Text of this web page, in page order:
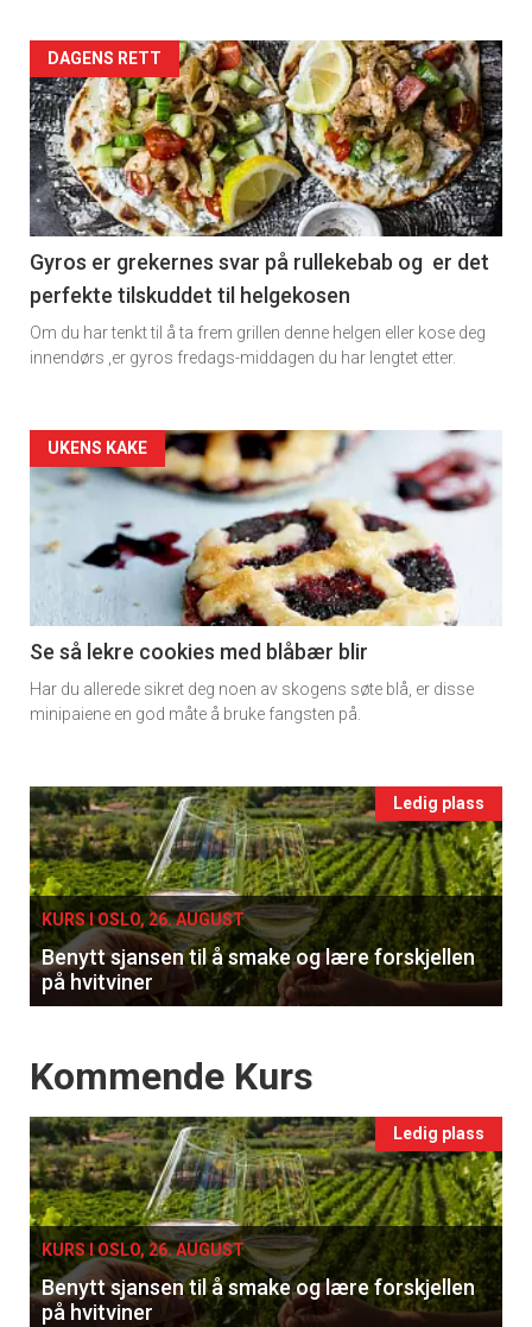
Artikler
detail
-
section
11
Dagens
rett
DAGENS RETT
Gyros er grekernes svar på rullekebab og er det
perfekte tilskuddet til helgekosen
Om du har tenkt til å ta frem grillen denne helgen eller kose deg
innendørs ,er gyros fredags-middagen du har lengtet etter.
Artikler
detail
-
section
11
Ukens
UKENS KAKE
Se så lekre cookies med blåbær blir
Har du allerede sikret deg noen av skogens søte blå, er disse
minipaiene en god måte å bruke fangsten på.
Events
single
Ledig plass
KURS I OSLO, 26. AUGUST
Benytt sjansen til å smake og lære forskjellen
på hvitviner
Events
Kommende Kurs
Ledig plass
KURS I OSLO, 26. AUGUST
Benytt sjansen til å smake og lære forskjellen
på hvitviner